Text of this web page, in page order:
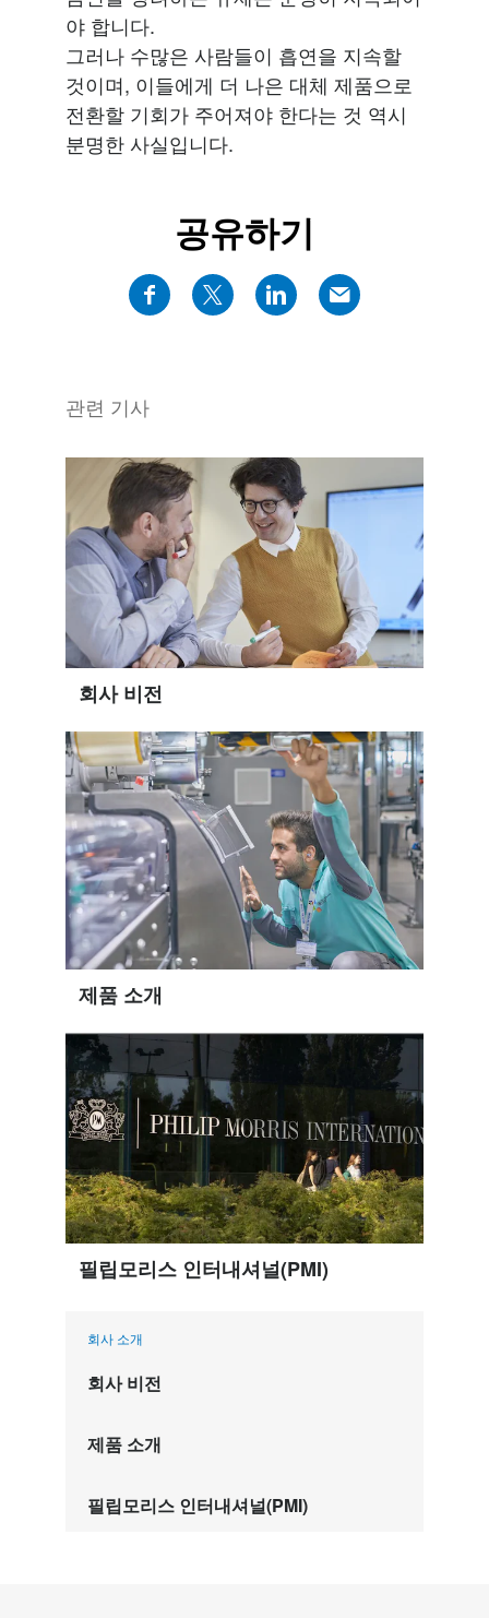
야 합니다.
그러나 수많은 사람들이 흡연을 지속할
것이며, 이들에게 더 나은 대체 제품으로
전환할 기회가 주어져야 한다는 것 역시
분명한 사실입니다.
공유하기
관련 기사
회사 비전
제품 소개
필립모리스 인터내셔널(PMI)
회사 소개
회사 비전
제품 소개
필립모리스 인터내셔널(PMI)